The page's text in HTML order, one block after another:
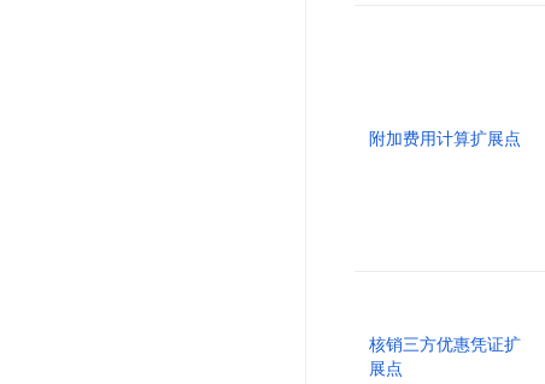
附加费用计算扩展点
核销三方优惠凭证扩
展点